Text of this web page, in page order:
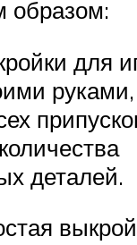
образом:
для
деталей.